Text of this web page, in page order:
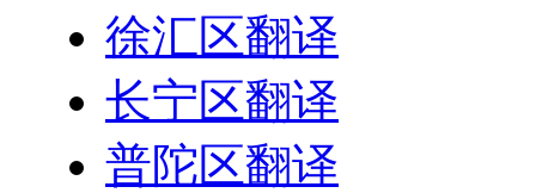
徐汇区翻译
长宁区翻译
普陀区翻译